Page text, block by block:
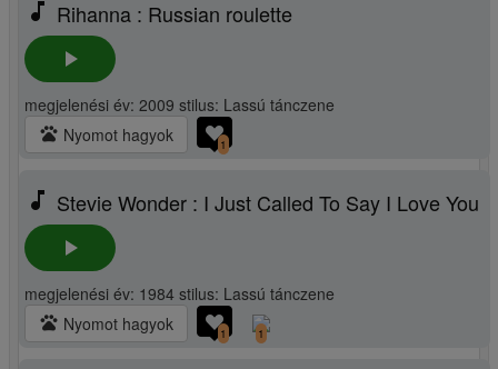
music_note Rihanna : Russian roulette
play_arrow
megjelenési év: 2009 stilus: Lassú tánczene
pets Nyomot hagyok 1
music_note Stevie Wonder : I Just Called To Say I Love You
play_arrow
megjelenési év: 1984 stilus: Lassú tánczene
pets Nyomot hagyok 1 1